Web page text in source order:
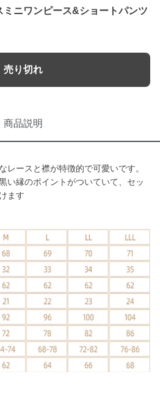
ニワンピース&ショートパンツ
売り切れ
商品説明
レースと襟が特徴的で可愛いです。
い縁のポイントがついていて、セッ
ます